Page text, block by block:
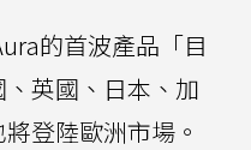
的首波產品「目
英國、日本、加
登陸歐洲市場。